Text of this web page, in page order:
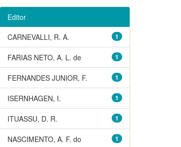
Editor
1
CARNEVALLI, R. A.
1
FARIAS NETO, A. L. de
1
FERNANDES JUNIOR, F.
1
ISERNHAGEN, I.
1
ITUASSU, D. R.
1
NASCIMENTO, A. F. do